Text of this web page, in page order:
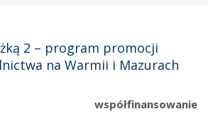
2 – program promocji
na Warmii i Mazurach
współfinansowanie